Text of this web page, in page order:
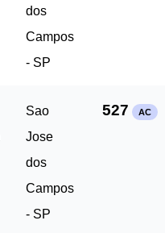
dos
Campos
- SP
Sao
Jose
dos
Campos
- SP
527 AC